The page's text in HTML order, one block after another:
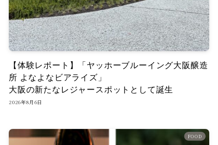
【体験レポート】「ヤッホーブルーイング大阪醸造
所 よなよなビアライズ」
大阪の新たなレジャースポットとして誕生
2026年8月6日
FOOD